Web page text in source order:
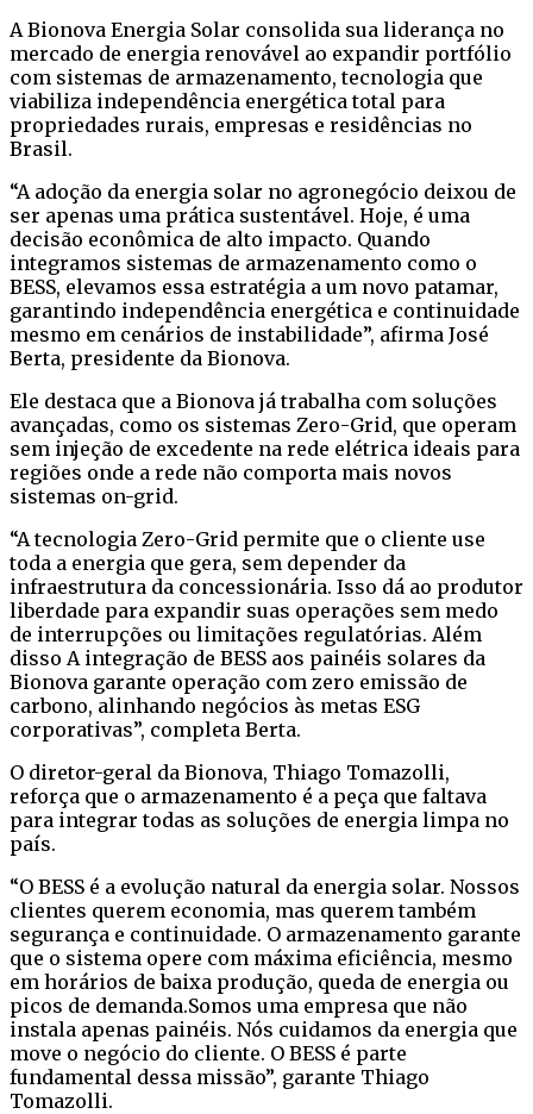
A Bionova Energia Solar consolida sua liderança no
mercado de energia renovável ao expandir portfólio
com sistemas de armazenamento, tecnologia que
viabiliza independência energética total para
propriedades rurais, empresas e residências no
Brasil.
“A adoção da energia solar no agronegócio deixou de
ser apenas uma prática sustentável. Hoje, é uma
decisão econômica de alto impacto. Quando
integramos sistemas de armazenamento como o
BESS, elevamos essa estratégia a um novo patamar,
garantindo independência energética e continuidade
mesmo em cenários de instabilidade”, afirma José
Berta, presidente da Bionova.
Ele destaca que a Bionova já trabalha com soluções
avançadas, como os sistemas Zero-Grid, que operam
sem injeção de excedente na rede elétrica ideais para
regiões onde a rede não comporta mais novos
sistemas on-grid.
“A tecnologia Zero-Grid permite que o cliente use
toda a energia que gera, sem depender da
infraestrutura da concessionária. Isso dá ao produtor
liberdade para expandir suas operações sem medo
de interrupções ou limitações regulatórias. Além
disso A integração de BESS aos painéis solares da
Bionova garante operação com zero emissão de
carbono, alinhando negócios às metas ESG
corporativas”, completa Berta.
O diretor-geral da Bionova, Thiago Tomazolli,
reforça que o armazenamento é a peça que faltava
para integrar todas as soluções de energia limpa no
país.
“O BESS é a evolução natural da energia solar. Nossos
clientes querem economia, mas querem também
segurança e continuidade. O armazenamento garante
que o sistema opere com máxima eficiência, mesmo
em horários de baixa produção, queda de energia ou
picos de demanda.Somos uma empresa que não
instala apenas painéis. Nós cuidamos da energia que
move o negócio do cliente. O BESS é parte
fundamental dessa missão”, garante Thiago
Tomazolli.